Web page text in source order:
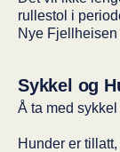
rullestol i
Nye Fjellheisen
Sykkel og
Å ta med
Hunder er